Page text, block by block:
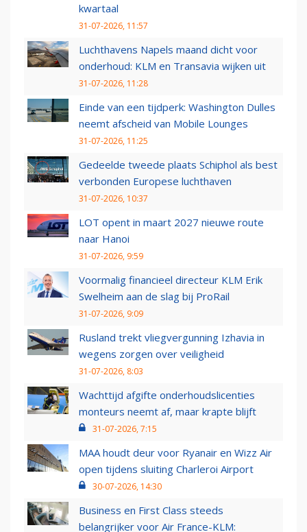
kwartaal
31-07-2026, 11:57
Luchthavens Napels maand dicht voor
onderhoud: KLM en Transavia wijken uit
31-07-2026, 11:28
Einde van een tijdperk: Washington Dulles
neemt afscheid van Mobile Lounges
31-07-2026, 11:25
Gedeelde tweede plaats Schiphol als best
verbonden Europese luchthaven
31-07-2026, 10:37
LOT opent in maart 2027 nieuwe route
naar Hanoi
31-07-2026, 9:59
Voormalig financieel directeur KLM Erik
Swelheim aan de slag bij ProRail
31-07-2026, 9:09
Rusland trekt vliegvergunning Izhavia in
wegens zorgen over veiligheid
31-07-2026, 8:03
Wachttijd afgifte onderhoudslicenties
monteurs neemt af, maar krapte blijft
31-07-2026, 7:15
MAA houdt deur voor Ryanair en Wizz Air
open tijdens sluiting Charleroi Airport
30-07-2026, 14:30
Business en First Class steeds
belangrijker voor Air France-KLM: